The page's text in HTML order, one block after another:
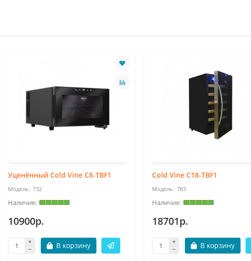
Уценённый Cold Vine C8-TBF1
732
10900р.
В корзину
Cold Vine C18-TBF1
783
18701р.
В корзину